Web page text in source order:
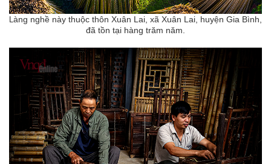
àng nghề này thuộc thôn Xuân Lai, xã Xuân Lai, huyện Gia Bình,
đã tồn tại hàng trăm năm.